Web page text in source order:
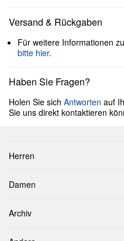
Versand & Rückgaben
Für weitere Informationen
bitte hier.
Haben Sie Fragen?
Holen Sie sich Antworten auf
Sie uns direkt kontaktieren
Herren
Damen
Archiv